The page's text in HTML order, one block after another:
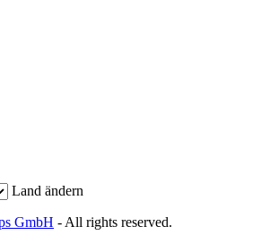
Land ändern
GmbH - All rights reserved.